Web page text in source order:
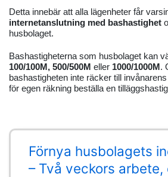
Detta innebär att alla lägenheter får
internetanslutning med bashastighet
husbolaget.
Bashastigheterna som husbolaget kan
100/100M, 500/500M eller 1000/1000M.
bashastigheten inte räcker till
för egen räkning beställa en
Förnya husbolagets
– Två veckors arbete,